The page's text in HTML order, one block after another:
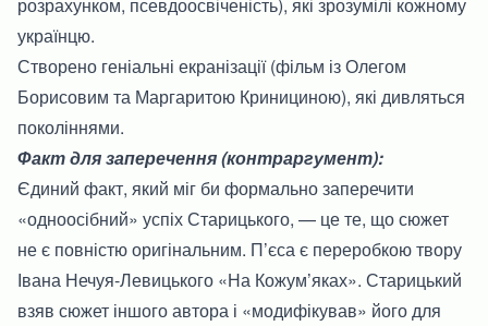
українцю.
Створено геніальні екранізації (фільм із Олегом
Борисовим та Маргаритою Кринициною), які дивляться
поколіннями.
Факт для заперечення (контраргумент):
Єдиний факт, який міг би формально заперечити
«одноосібний» успіх Старицького, — це те, що сюжет
не є повністю оригінальним. П’єса є переробкою твору
Івана Нечуя-Левицького «На Кожум’яках». Старицький
взяв сюжет іншого автора і «модифікував» його для